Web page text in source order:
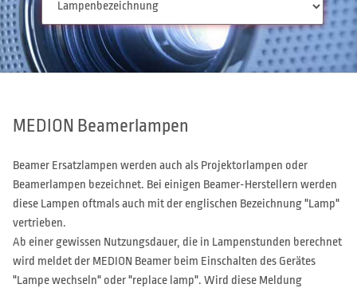
MEDION Beamerlampen
Beamer Ersatzlampen werden auch als Projektorlampen oder
Beamerlampen bezeichnet. Bei einigen Beamer-Herstellern werden
diese Lampen oftmals auch mit der englischen Bezeichnung "Lamp"
vertrieben.
Ab einer gewissen Nutzungsdauer, die in Lampenstunden berechnet
wird meldet der MEDION Beamer beim Einschalten des Gerätes
"Lampe wechseln" oder "replace lamp". Wird diese Meldung